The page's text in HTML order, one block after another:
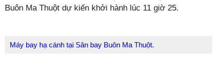
Buôn Ma Thuột dự kiến khởi hành lúc 11 giờ 25.
Máy bay hạ cánh tại Sân bay Buôn Ma Thuột.